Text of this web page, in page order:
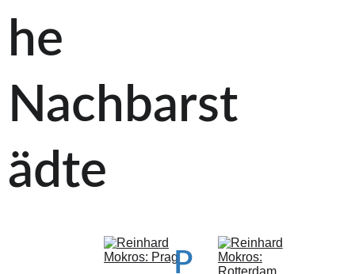
he
Nachbarst
ädte
P